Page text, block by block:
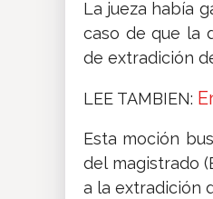
La jueza había
caso de que la
de extradición
LEE TAMBIEN:
Esta moción
del magistrado
a la extradición